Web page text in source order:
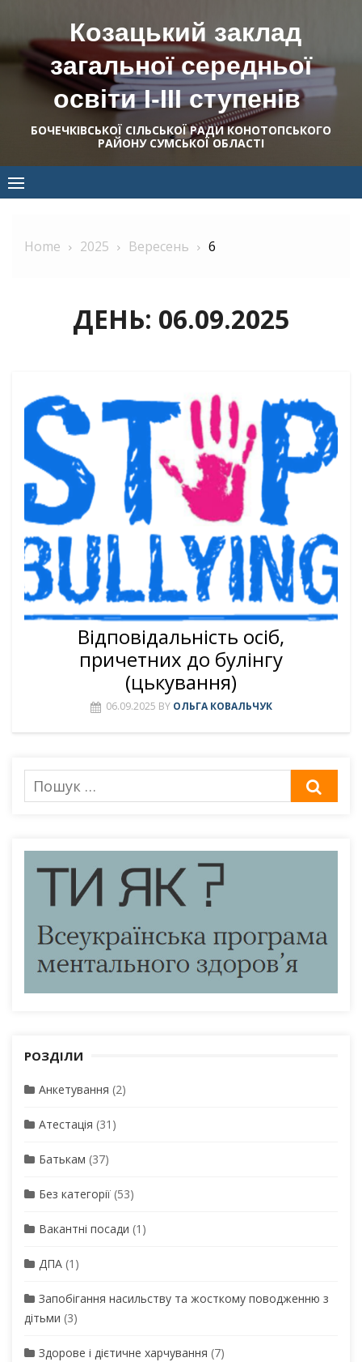
content
Козацький заклад
загальної середньої
освіти І-ІІІ ступенів
БОЧЕЧКІВСЬКОЇ СІЛЬСЬКОЇ РАДИ КОНОТОПСЬКОГО
РАЙОНУ СУМСЬКОЇ ОБЛАСТІ
Home 2025 Вересень 6
ДЕНЬ: 06.09.2025
Відповідальність осіб,
причетних до булінгу
(цькування)
06.09.2025 BY ОЛЬГА КОВАЛЬЧУК
Пошук
для:
РОЗДІЛИ
Анкетування (2)
Атестація (31)
Батькам (37)
Без категорії (53)
Вакантні посади (1)
ДПА (1)
Запобігання насильству та жосткому поводженню з
дітьми (3)
Здорове і дієтичне харчування (7)